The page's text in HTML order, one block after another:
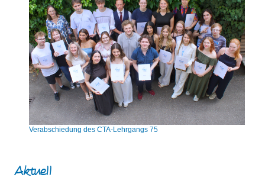
Verabschiedung des CTA-Lehrgangs 75
Aktuell